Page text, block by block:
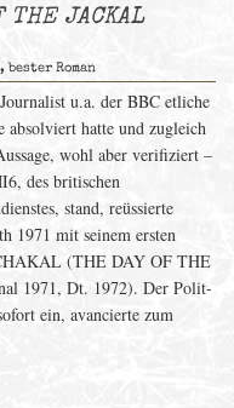
THE JACKAL
Roman
u.a. der BBC etliche
absolviert hatte und zugleich
wohl aber verifiziert –
des britischen
stand, reüssierte
1971 mit seinem ersten
(THE DAY OF THE
1971, Dt. 1972). Der Polit-
ein, avancierte zum